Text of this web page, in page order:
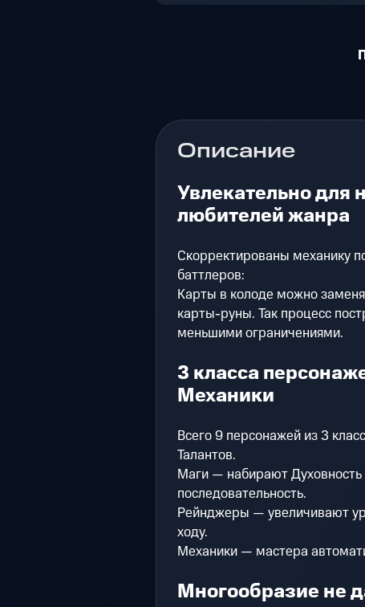
Описание
Увлекательно для
любителей жанра
Скорректированы механику
баттлеров:
Карты в колоде можно
карты-руны. Так процесс
меньшими ограничениями.
3 класса
Механики
Всего 9 персонажей из 3
Талантов.
Маги — набирают
последовательность.
Рейнджеры — увеличивают
ходу.
Механики — мастера
Многообразие не